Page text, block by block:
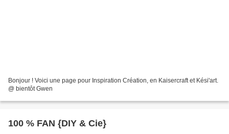
Bonjour ! Voici une page pour Inspiration Création, en Kaisercraft et Kési'art.
@ bientôt Gwen
100 % FAN {DIY & Cie}